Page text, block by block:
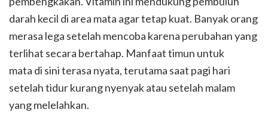
darah kecil di area mata agar tetap kuat. Banyak orang
merasa lega setelah mencoba karena perubahan yang
terlihat secara bertahap. Manfaat timun untuk
mata di sini terasa nyata, terutama saat pagi hari
setelah tidur kurang nyenyak atau setelah malam
yang melelahkan.